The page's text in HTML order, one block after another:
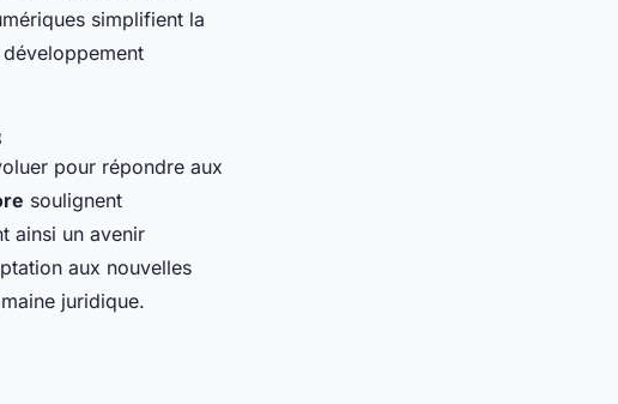
simplifient la
pour répondre aux
soulignent
ainsi un avenir
aux nouvelles
juridique.